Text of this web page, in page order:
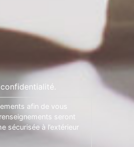
afin de vous
seront
sécurisée à l’extérieur